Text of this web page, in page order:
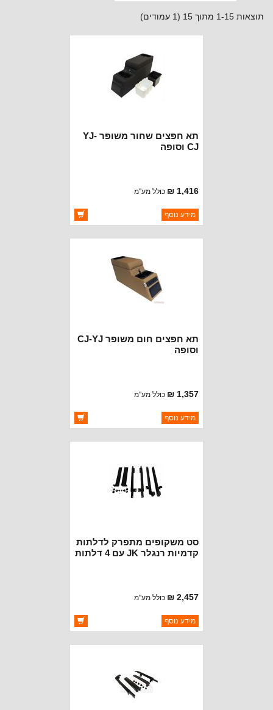
תוצאות 1-15 מתוך 15 (1 עמודים)
תא חפצים שחור משופר YJ-
CJ וסופה
1,416 ₪ כולל מע"מ
ברקוד: RT27009
יצרן:ROUGH TRAIL
מידע נוסף
תא חפצים חום משופר CJ-YJ
וסופה
1,357 ₪ כולל מע"מ
ברקוד: RT27010
יצרן:ROUGH TRAIL
מידע נוסף
סט משקופים מתפרק לדלתות
קדמיות רנגלר JK עם 4 דלתות
2,457 ₪ כולל מע"מ
ברקוד: RT25002
יצרן:ROUGH TRAIL
מידע נוסף